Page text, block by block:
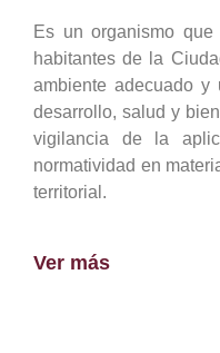
Es un organismo
habitantes de la
ambiente adecuado y
desarrollo, salud y
vigilancia de la
normatividad en
territorial.
Ver más